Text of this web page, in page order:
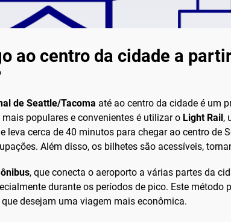
ao centro da cidade a
de Seattle/Tacoma até ao centro da cidade é um
populares e convenientes é utilizar o Light Rail ,
leva cerca de 40 minutos para chegar ao centro
Além disso, os bilhetes são acessíveis,
ônibus, que conecta o aeroporto a várias partes da
durante os períodos de pico. Este
desejam uma viagem mais econômica.